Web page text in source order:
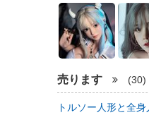
売ります (30)
トルソー人形と全